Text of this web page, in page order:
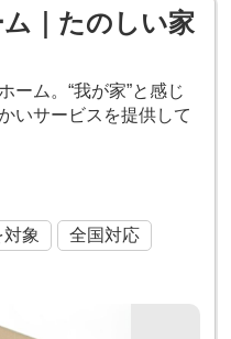
｜たのしい家
ーム。“我が家”と感じ
いサービスを提供して
象
全国対応